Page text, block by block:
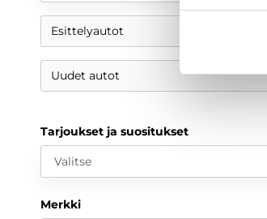
Esittelyautot
Uudet autot
Tarjoukset ja suositukset
Valitse
Merkki